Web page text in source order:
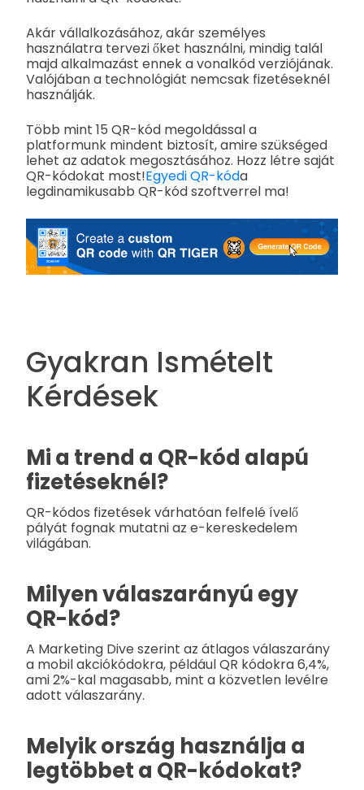
Akár vállalkozásához, akár személyes
használatra tervezi őket használni, mindig talál
majd alkalmazást ennek a vonalkód verziójának.
Valójában a technológiát nemcsak fizetéseknél
használják.
Több mint 15 QR-kód megoldással a
platformunk mindent biztosít, amire szükséged
lehet az adatok megosztásához. Hozz létre saját
QR-kódokat most!Egyedi QR-kóda
legdinamikusabb QR-kód szoftverrel ma!
Gyakran Ismételt
Kérdések
Mi a trend a QR-kód alapú
fizetéseknél?
QR-kódos fizetések várhatóan felfelé ívelő
pályát fognak mutatni az e-kereskedelem
világában.
Milyen válaszarányú egy
QR-kód?
A Marketing Dive szerint az átlagos válaszarány
a mobil akciókódokra, például QR kódokra 6,4%,
ami 2%-kal magasabb, mint a közvetlen levélre
adott válaszarány.
Melyik ország használja a
legtöbbet a QR-kódokat?